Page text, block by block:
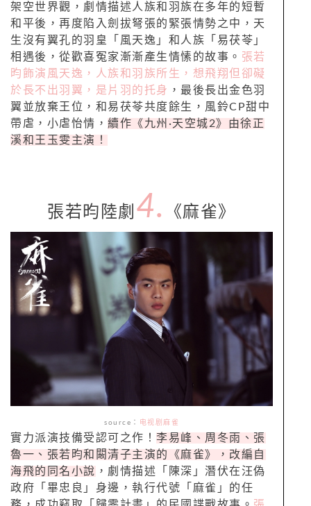
架空世界觀，劇情描述人族和羽族在多年的短暫
和平後，再度陷入劍拔弩張的緊張情勢之中，天
生沒有翼孔的羽皇「風天逸」和人族「易茯苓」
相遇後，從歡喜冤家漸漸產生情愫的故事。 張若
昀飾演風天逸，人族和羽族所生，想飛翔但卻礙
於長不出羽翼，是片羽的托身 ，最後長出金色羽
翼並放棄王位，和易茯苓共度餘生，風鈴CP甜中
帶虐，小虐怡情， 續作《九州 ·天空城2》由徐正
溪和王玉雯主演！
張若昀陸劇 4. 《麻雀》
source ： 电视剧麻雀
實力派演技備受認可之作！ 李易峰、周冬雨、張
魯一、張若昀和闞清子主演的《麻雀》，改編自
海飛的同名小說 ，劇情描述「陳深」潛伏在汪偽
政府「畢忠良」身邊，執行代號「麻雀」的任